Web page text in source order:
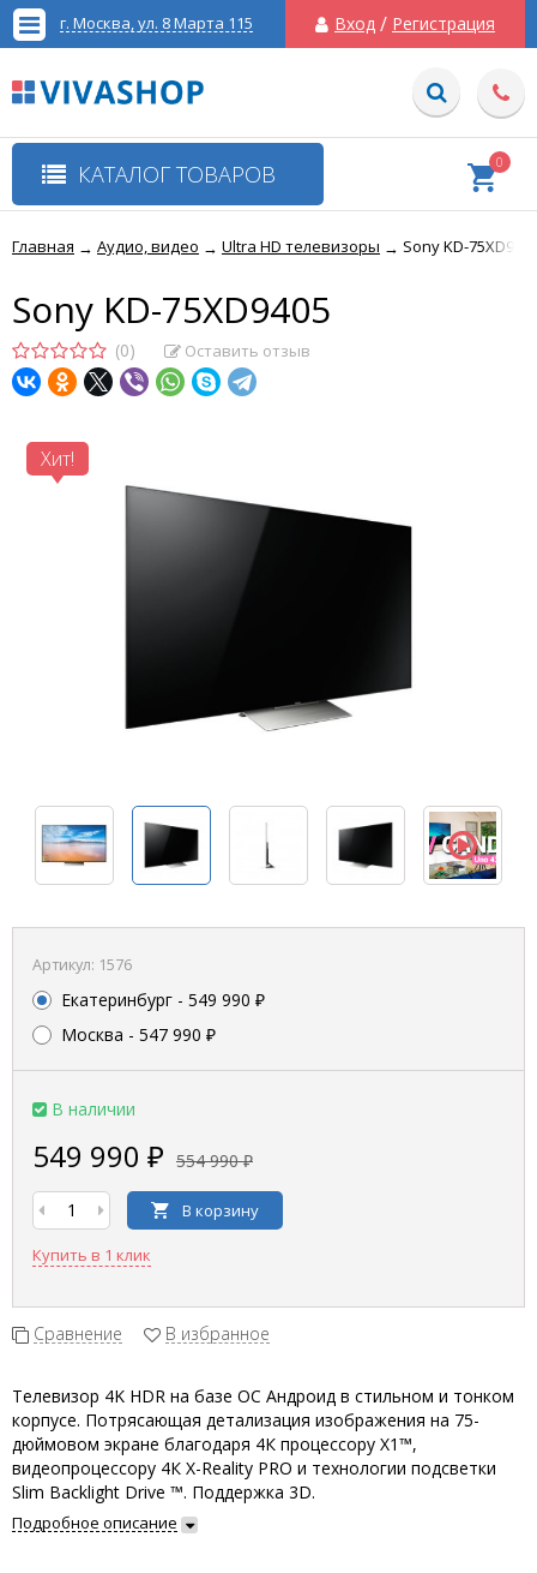
г. Москва, ул. 8 Марта 115 Вход / Регистрация
КАТАЛОГ ТОВАРОВ 0
Главная → Аудио, видео → Ultra HD телевизоры → Sony KD-
Sony KD-75XD9405
(0) Оставить отзыв
Хит!
Артикул: 1576
Екатеринбург - 549 990 ₽
Москва - 547 990 ₽
В наличии
549 990 ₽ 554 990 ₽
В корзину
Купить в 1 клик
Сравнение В избранное
Телевизор 4K HDR на базе ОС Андроид в стильном и тонком
корпусе. Потрясающая детализация изображения на 75-
дюймовом экране благодаря 4К процессору X1™,
видеопроцессору 4К X-Reality PRO и технологии подсветки
Slim Backlight Drive ™. Поддержка 3D.
Подробное описание